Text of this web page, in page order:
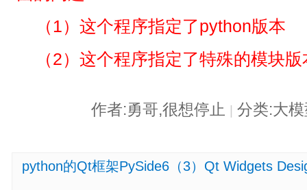
（1）这个程序指定了python版本
（2）这个程序指定了特殊的模块版
作者:勇哥,很想停止 | 分类:大
python的Qt框架PySide6（3）Qt Widgets